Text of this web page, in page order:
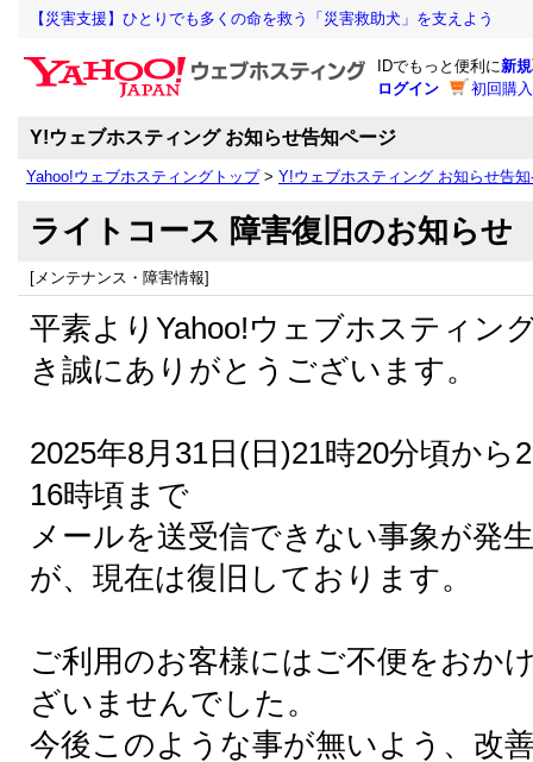
【災害支援】ひとりでも多くの命を救う「災害救助犬」を支えよう
IDでもっと便利に新
ログイン
初回購
Y!ウェブホスティング お知らせ告知ページ
Yahoo!ウェブホスティングトップ> Y!ウェブホスティング お知らせ告
ライトコース 障害復旧のお知らせ
[メンテナンス・障害情報]
平素よりYahoo!ウェブホスティン
き誠にありがとうございます。
2025年8月31日(日)21時20分頃から
16時頃まで
メールを送受信できない事象が発
が、現在は復旧しております。
ご利用のお客様にはご不便をおか
ざいませんでした。
今後このような事が無いよう、改